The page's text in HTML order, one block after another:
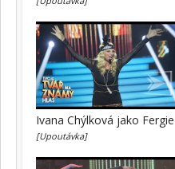
Ivana Chýlková jako Fergie
[Upoutávka]